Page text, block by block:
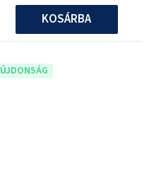
KOSÁRBA
ÚJDONSÁG